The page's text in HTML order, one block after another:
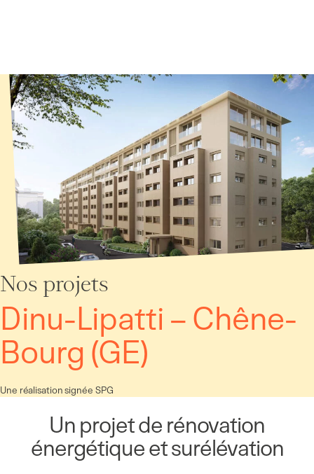
Nos projets
Dinu-Lipatti – Chêne-
Bourg (GE)
Une réalisation signée SPG
Un projet de rénovation
énergétique et surélévation